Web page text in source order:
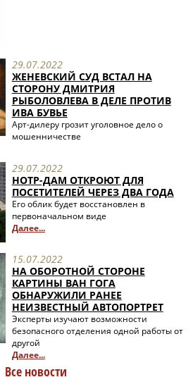
29.07.2022
ЖЕНЕВСКИЙ СУД ВСТАЛ НА
СТОРОНУ ДМИТРИЯ
РЫБОЛОВЛЕВА В ДЕЛЕ ПРОТИВ
ИВА БУВЬЕ
Арт-дилеру грозит уголовное дело о
мошенничестве
29.07.2022
НОТР-ДАМ ОТКРОЮТ ДЛЯ
ПОСЕТИТЕЛЕЙ ЧЕРЕЗ ДВА ГОДА
Его облик будет восстановлен в
первоначальном виде
Далее...
15.07.2022
НА ОБОРОТНОЙ СТОРОНЕ
КАРТИНЫ ВАН ГОГА
ОБНАРУЖИЛИ РАНЕЕ
НЕИЗВЕСТНЫЙ АВТОПОРТРЕТ
Эксперты изучают возможности
безопасного отделения одной работы от
другой
Далее...
Все новости